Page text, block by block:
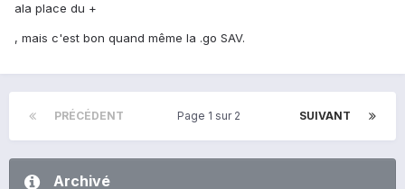
ala place du +
, mais c'est bon quand même la .go SAV.
PRÉCÉDENT SUIVANT
Page 1 sur 2
Archivé